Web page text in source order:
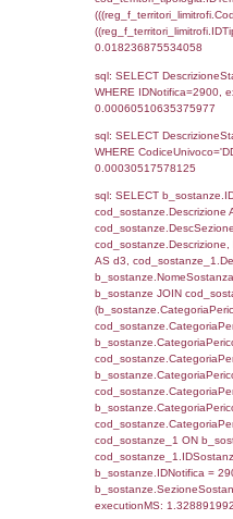
sql:
JOIN